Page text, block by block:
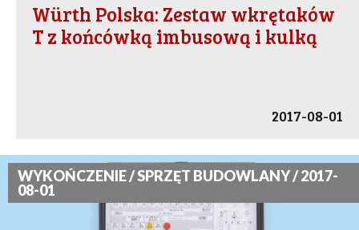
Würth Polska: Zestaw wkrętaków
T z końcówką imbusową i kulką
2017-08-01
WYKOŃCZENIE / SPRZĘT BUDOWLANY / 2017-
08-01